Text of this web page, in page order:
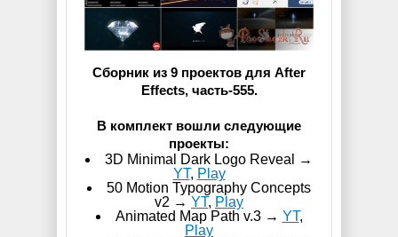
Сборник из 9 проектов для After
Effects, часть-555.
В комплект вошли следующие
проекты:
3D Minimal Dark Logo Reveal →
YT, Play
50 Motion Typography Concepts
v2 → YT, Play
Animated Map Path v.3 → YT,
Play